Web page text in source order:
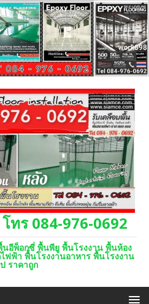
ทร 084-976-0692
อีพ็อกซี่ พื้นพียู พื้นโรงงาน พื้นห้อง
ฟ้า พื้นโรงงานอาหาร พื้นโรงงาน
ราคาถูก